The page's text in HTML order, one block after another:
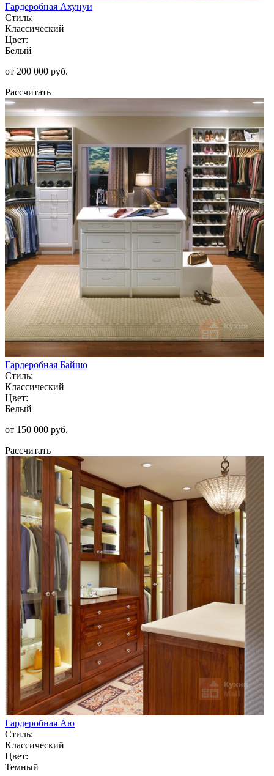
Гардеробная Ахунуи
Стиль:
Классический
Цвет:
Белый
от 200 000 руб.
Рассчитать
Гардеробная Байшо
Стиль:
Классический
Цвет:
Белый
от 150 000 руб.
Рассчитать
Гардеробная Аю
Стиль:
Классический
Цвет:
Темный